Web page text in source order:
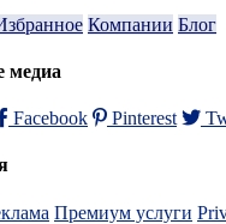
Компании Блог
медиа
Facebook Pinterest
Премиум услуги